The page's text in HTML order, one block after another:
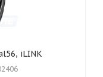
45
iLINK